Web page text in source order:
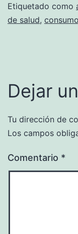
Etiquetado como
de salud,
Dejar
Tu dirección de
Los campos
Comentario *